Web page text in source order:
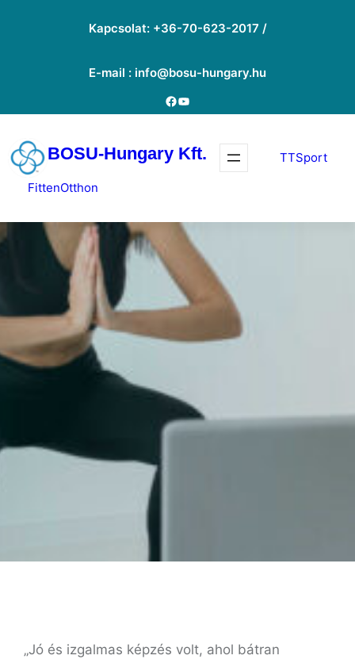
Kapcsolat: +36-70-623-2017 /
E-mail : info@bosu-hungary.hu
Facebook
YouTube
BOSU-Hungary Kft.
TTSport
FittenOtthon
„Jó és izgalmas képzés volt, ahol bátran